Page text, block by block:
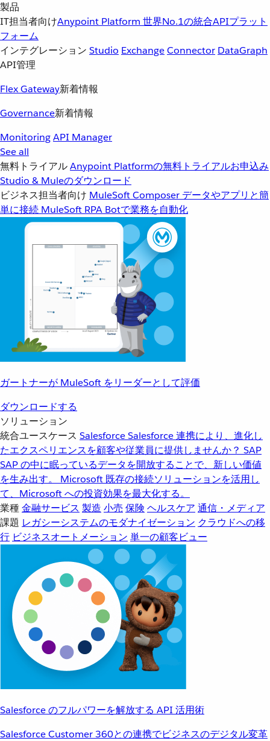
製品
IT担当者向けAnypoint Platform 世界No.1の統合APIプラット
フォーム
インテグレーション Studio ExchangeConnector DataGraph
API管理
Flex Gateway新着情報
Governance新着情報
MonitoringAPI Manager
See all
無料トライアルAnypoint Platformの無料トライアルお申込み
Studio & Muleのダウンロード
ビジネス担当者向け MuleSoft Composer データやアプリと簡
単に接続 MuleSoft RPA Botで業務を自動化
ガートナーが MuleSoft をリーダーとして評価
ダウンロードする
ソリューション
統合ユースケース SalesforceSalesforce 連携により、進化し
たエクスペリエンスを顧客や従業員に提供しませんか？ SAP
SAP の中に眠っているデータを開放することで、新しい価値
を生み出す。
Microsoft 既存の接続ソリューションを活用し
て、Microsoft への投資効果を最大化する。
業種金融サービス 製造 小売 保険 ヘルスケア 通信・メディア
課題 レガシーシステムのモダナイゼーション クラウドへの移
行 ビジネスオートメーション 単一の顧客ビュー
Salesforce のフルパワーを解放する API 活用術
Salesforce Customer 360との連携でビジネスのデジタル変革